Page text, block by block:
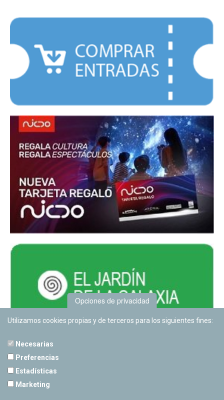
Opciones de privacidad
Utilizamos cookies propias y de terceros para los siguientes fines:
Necesarias
Preferencias
Estadísticas
Marketing